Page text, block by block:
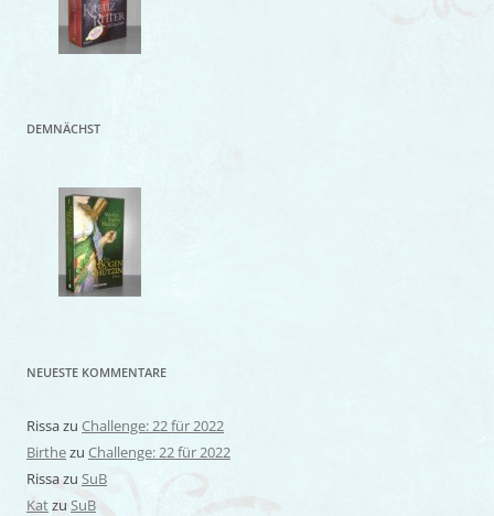
DEMNÄCHST
NEUESTE KOMMENTARE
Rissazu Challenge: 22 für 2022
Birthezu Challenge: 22 für 2022
Rissazu SuB
Katzu SuB